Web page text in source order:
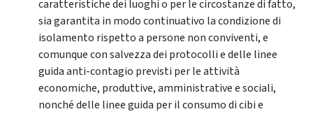
caratteristiche dei luoghi o per le circostanze di fatto,
sia garantita in modo continuativo la condizione di
isolamento rispetto a persone non conviventi, e
comunque con salvezza dei protocolli e delle linee
guida anti-contagio previsti per le attività
economiche, produttive, amministrative e sociali,
nonché delle linee guida per il consumo di cibi e